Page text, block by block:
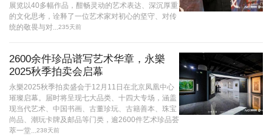
展览以40多幅作品，酣畅灵动的艺术表达、深沉厚重
的文化思考，诠释了一位艺术家对初心的坚守、对传
统的敬畏与对...
235天前
2600余件珍品谱写艺术华章，永樂
2025秋季拍卖会启幕
永樂2025秋季拍卖盛会于12月11日在北京凤凰中心
璀璨启幕。届时将呈现七大品类、十四大专场，涵盖
现当代艺术、中国书画、古董珍玩、古籍善本、珠宝
尚品、潮玩卡牌及邮品等门类，逾2600件艺术珍品荟
萃一堂...
238天前